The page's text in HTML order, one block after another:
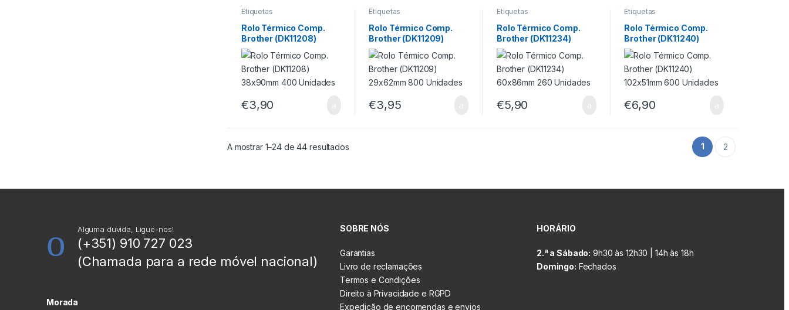
Etiquetas
Rolo Térmico Comp.
Brother (DK11208)
38x90mm 400
Unidades
€3,90
Etiquetas
Rolo Térmico Comp.
Brother (DK11209)
29x62mm 800
Unidades
€3,95
Etiquetas
Rolo Térmico Comp.
Brother (DK11234)
60x86mm 260
Unidades
€5,90
Etiquetas
Rolo Térmico Comp.
Brother (DK11240)
102x51mm 600
Unidades
€6,90
A mostrar 1–24 de 44 resultados 1 2
Alguma duvida, Ligue-nos!
(+351) 910 727 023
(Chamada para a rede móvel nacional)
Morada
SOBRE NÓS
Garantias
Livro de reclamações
Termos e Condições
Direito à Privacidade e RGPD
Expedição de encomendas e envios
HORÁRIO
2.ª a Sábado: 9h30 às 12h30 | 14h às 18h
Domingo: Fechados